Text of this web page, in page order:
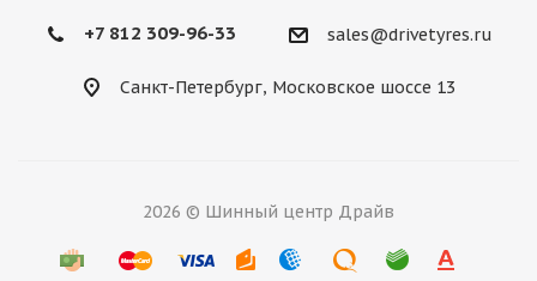
+7 812 309-96-33 sales@drivetyres.ru
Санкт-Петербург, Московское шоссе 13
2026 © Шинный центр Драйв